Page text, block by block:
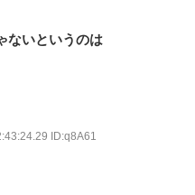
ないというのは
ID:q8A61